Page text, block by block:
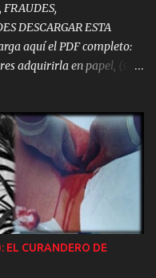
DESCARGAR ESTA
aquí el PDF completo:
adquirirla en papel, (son
y Mentiras en el
Europeo - Así se
DMT, las Antípodas de la
Enigma de María
- "El Otro Lado"
sin filtros -
no Prioriza la Investigación
EL CURANDERO DE